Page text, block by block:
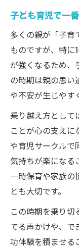
子ども
子ども
子ども育児で一
多くの親が「子育
ものですが、特に
が強くなるため、
の時期は親の思い
や不安が生じやす
乗り越え方として
ことが心の支えに
や育児サークルで
気持ちが楽になる
一時保育や家族の
とも大切です。
この時期を乗り
てる声かけや、で
功体験を積ませる